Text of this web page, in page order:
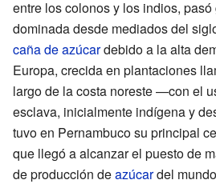
entre los colonos y los indios,
dominada desde mediados del
caña de azúcardebido a la alta
Europa, crecida en plantaciones
largo de la costa noreste —con el
esclava, inicialmente indígena y
tuvo en Pernambuco su principal
que llegó a alcanzar el puesto de
de producción deazúcardel